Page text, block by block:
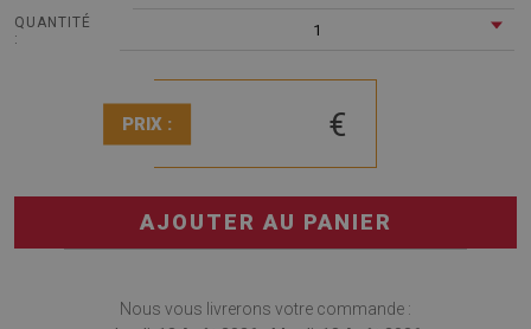
QUANTITÉ
:
1
PRIX : €
AJOUTER AU PANIER
Nous vous livrerons votre commande :